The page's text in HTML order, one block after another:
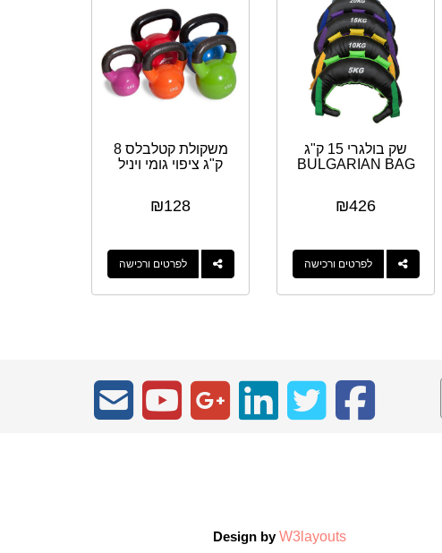
שק בולגרי 15 ק"ג
BULGARIAN BAG
₪426
לפרטים ורכישה
משקולת קטלבלס 8
ק"ג ציפוי גומי ויניל
₪128
לפרטים ורכישה
Design byW3layouts